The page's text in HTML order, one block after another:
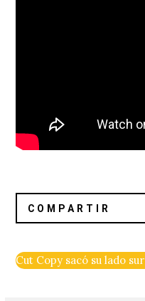
Cut Copy sacó su lado